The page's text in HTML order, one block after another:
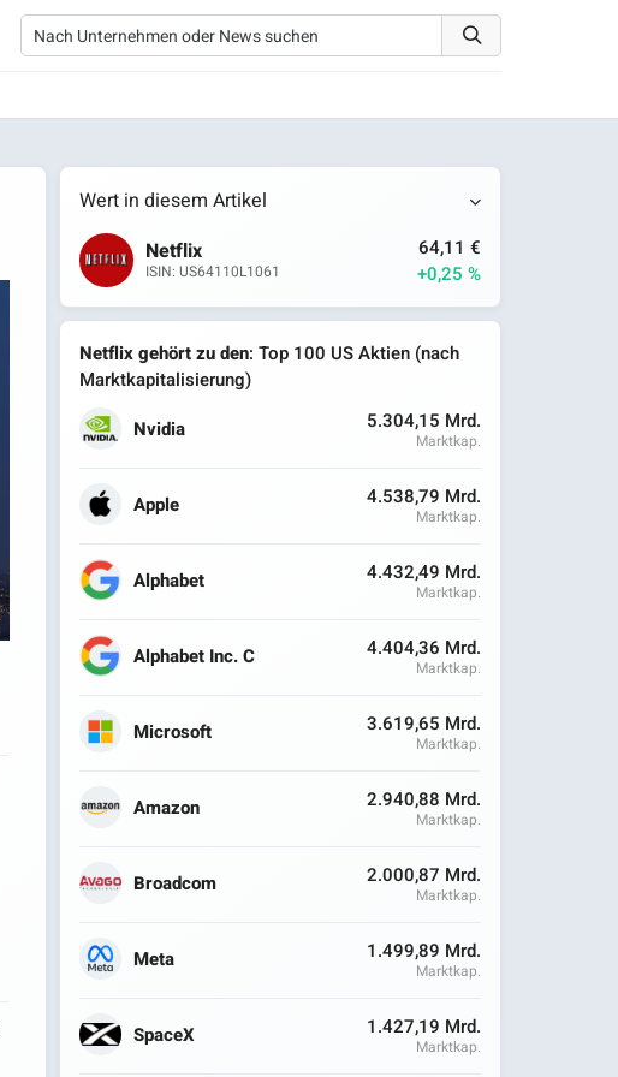
Wert in diesem Artikel
Netflix
ISIN: US64110L1061
64,11 €
+0,25 %
Netflix gehört zu den: Top 100 US Aktien (nach
Marktkapitalisierung)
Nvidia
5.304,15 Mrd.
Marktkap.
Apple 4.538,79 Mrd.
Marktkap.
Alphabet 4.432,49 Mrd.
Marktkap.
Alphabet Inc. C 4.404,36 Mrd.
Marktkap.
Microsoft 3.619,65 Mrd.
Marktkap.
Amazon 2.940,88 Mrd.
Marktkap.
Broadcom 2.000,87 Mrd.
Marktkap.
Meta 1.499,89 Mrd.
Marktkap.
SpaceX 1.427,19 Mrd.
Marktkap.